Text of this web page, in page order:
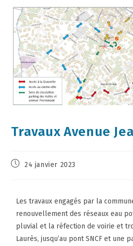
Travaux Avenue
24 janvier 2023
Les travaux engagés par la
renouvellement des réseaux eau
pluvial et la réfection de voirie et
Laurès, jusqu’au pont SNCF et une